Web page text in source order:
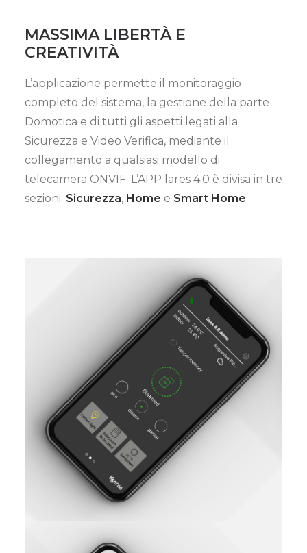
MASSIMA LIBERTÀ E
CREATIVITÀ
L’applicazione permette il monitoraggio
completo del sistema, la gestione della parte
Domotica e di tutti gli aspetti legati alla
Sicurezza e Video Verifica, mediante il
collegamento a qualsiasi modello di
telecamera ONVIF. L’APP lares 4.0 è divisa in tre
sezioni: Sicurezza, Home e Smart Home.